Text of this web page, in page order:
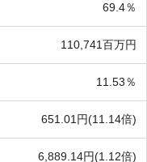
69.4％
110,741百万円
11.53％
651.01円(11.14倍)
6,889.14円(1.12倍)